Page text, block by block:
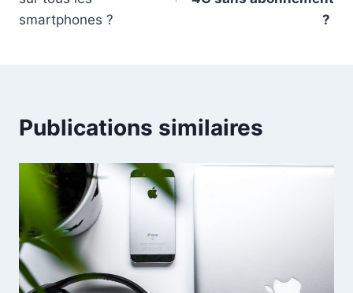
smartphones ?
?
Publications similaires